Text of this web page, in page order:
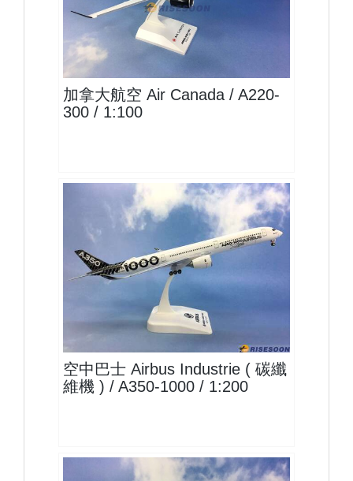
ACA10A223P01 $2300
加拿大航空 Air Canada / A220-
300 / 1:100
AIB20A351A01
空中巴士 Airbus Industrie ( 碳纖
維機 ) / A350-1000 / 1:200